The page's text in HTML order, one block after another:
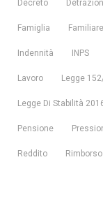
Decreto
Famiglia Familiare
Indennità INPS
Lavoro Legge
Legge Di Stabilità
Pensione
Reddito